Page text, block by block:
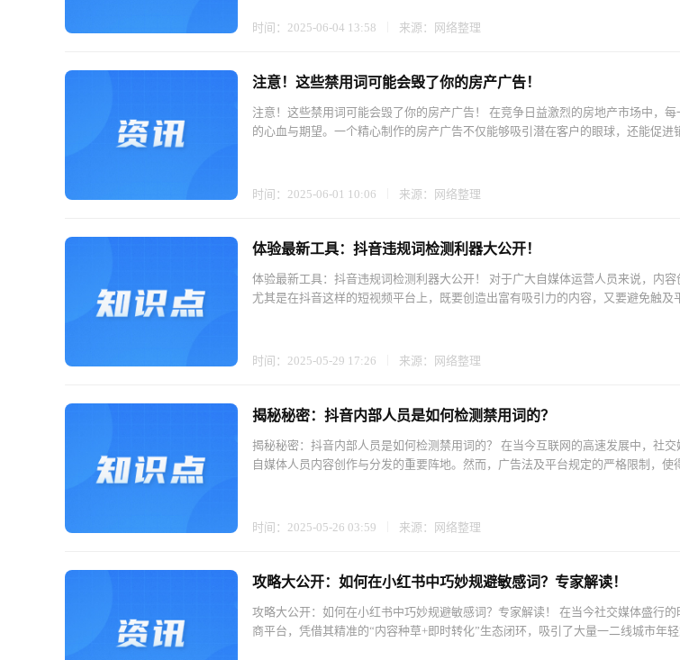
时间：2025-06-04 13:58 来源：网络整理
注意！这些禁用词可能会毁了你的房产广告！
注意！这些禁用词可能会毁了你的房产广告！ 在竞争日益激烈的房地产市场中，
的心血与期望。一个精心制作的房产广告不仅能够吸引潜在客户的眼球，还能促进
时间：2025-06-01 10:06 来源：网络整理
体验最新工具：抖音违规词检测利器大公开！
体验最新工具：抖音违规词检测利器大公开！ 对于广大自媒体运营人员来说，内容
尤其是在抖音这样的短视频平台上，既要创造出富有吸引力的内容，又要避免触及
时间：2025-05-29 17:26 来源：网络整理
揭秘秘密：抖音内部人员是如何检测禁用词的？
揭秘秘密：抖音内部人员是如何检测禁用词的？ 在当今互联网的高速发展中，社
自媒体人员内容创作与分发的重要阵地。然而，广告法及平台规定的严格限制，使
时间：2025-05-26 03:59 来源：网络整理
攻略大公开：如何在小红书中巧妙规避敏感词？专家解读！
攻略大公开：如何在小红书中巧妙规避敏感词？专家解读！ 在当今社交媒体盛行
商平台，凭借其精准的“内容种草+即时转化”生态闭环，吸引了大量一二线城市年